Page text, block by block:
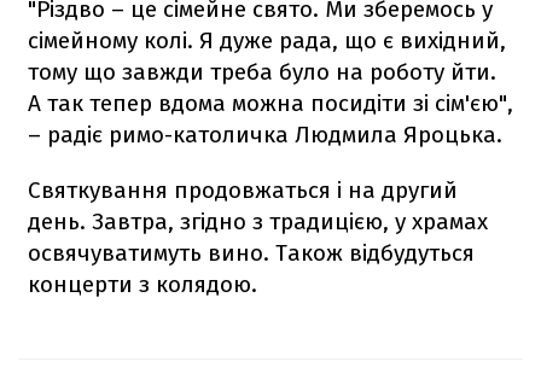
"Різдво – це сімейне свято. Ми зберемось у
сімейному колі. Я дуже рада, що є вихідний,
тому що завжди треба було на роботу йти.
А так тепер вдома можна посидіти зі сім'єю",
– радіє римо-католичка Людмила Яроцька.
Святкування продовжаться і на другий
день. Завтра, згідно з традицією, у храмах
освячуватимуть вино. Також відбудуться
концерти з колядою.